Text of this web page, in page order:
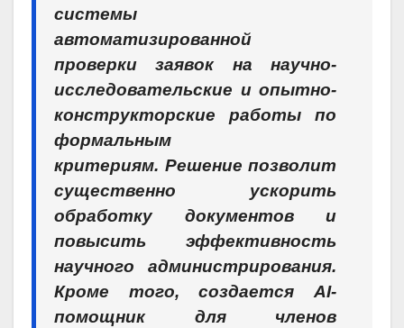
системы
автоматизированной
проверки заявок на научно-
исследовательские и опытно-
конструкторские работы по
формальным
критериям. Решение позволит
существенно ускорить
обработку документов и
повысить эффективность
научного администрирования.
Кроме того, создается AI-
помощник для членов